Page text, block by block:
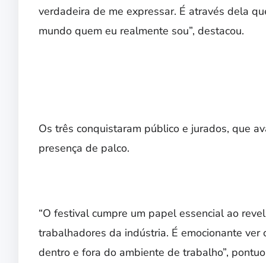
verdadeira de me expressar. É através dela
mundo quem eu realmente sou”, destacou.
Os três conquistaram público e jurados, que
presença de palco.
“O festival cumpre um papel essencial ao
trabalhadores da indústria. É emocionante
dentro e fora do ambiente de trabalho”,